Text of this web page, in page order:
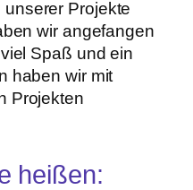
Projekte
wir angefangen
Spaß und ein
haben wir mit
Projekten
heißen: